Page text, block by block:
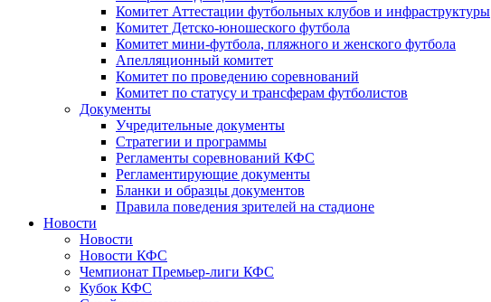
Комитет Аттестации футбольных клубов и инфраструктуры
Комитет Детско-юношеского футбола
Комитет мини-футбола, пляжного и женского футбола
Апелляционный комитет
Комитет по проведению соревнований
Комитет по статусу и трансферам футболистов
Документы
Учредительные документы
Стратегии и программы
Регламенты соревнований КФС
Регламентирующие документы
Бланки и образцы документов
Правила поведения зрителей на стадионе
Новости
Новости
Новости КФС
Чемпионат Премьер-лиги КФС
Кубок КФС